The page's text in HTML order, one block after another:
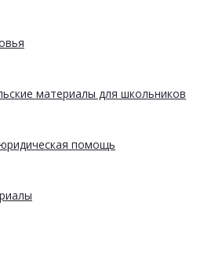
материалы для школьников
помощь